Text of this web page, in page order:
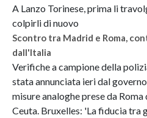
A Lanzo Torinese, prima li
colpirli di nuovo
Scontro tra Madrid e Roma,
dall'Italia
Verifiche a campione della
stata annunciata ieri dal
misure analoghe prese da
Ceuta. Bruxelles: 'La fiducia tra